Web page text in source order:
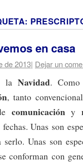
en casa
de 2013| Dejar un
la Navidad. Como
, tanto
comunicacióny
Unas son
Unas son
conforman con